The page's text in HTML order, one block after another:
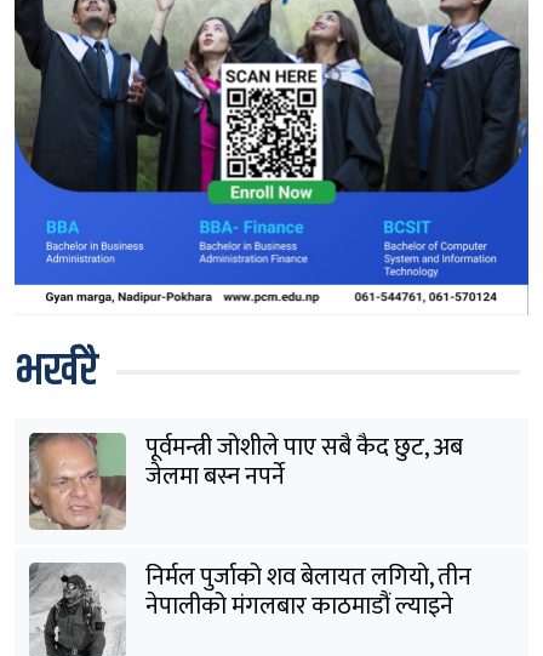
भर्खरै
पूर्वमन्त्री जोशीले पाए सबै कैद छुट, अब
जेलमा बस्न नपर्ने
निर्मल पुर्जाको शव बेलायत लगियो, तीन
नेपालीको मंगलबार काठमाडौं ल्याइने